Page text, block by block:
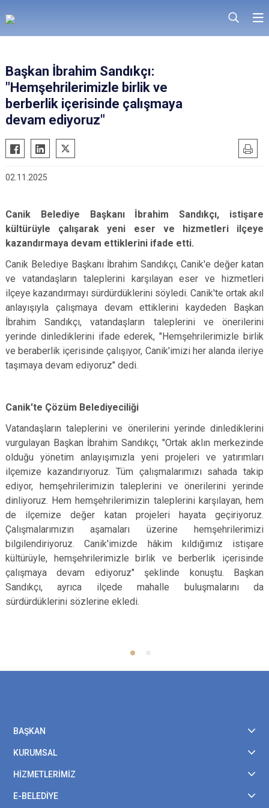
Başkan İbrahim Sandıkçı:
"Hemşehrilerimizle birlik ve
berberlik içerisinde çalışmaya
devam ediyoruz"
02.11.2025
Canik Belediye Başkanı İbrahim Sandıkçı, istişare
kültürüyle çalışarak yeni eser ve hizmetleri ilçeye
kazandırmaya devam ettiklerini ifade etti.
Canik Belediye Başkanı İbrahim Sandıkçı, Canik'e değer katan
ve vatandaşların taleplerini karşılayan eser ve hizmetleri
ilçeye kazandırmayı sürdürdüklerini söyledi. Canik'te ortak akıl
anlayışıyla çalışmaya devam ettiklerini kaydeden Başkan
İbrahim Sandıkçı, vatandaşların taleplerini ve önerilerini
yerinde dinlediklerini ifade ederek, "Hemşehrilerimizle birlik
ve beraberlik içerisinde çalışıyor, Canik'imizi her alanda ileriye
taşımaya devam ediyoruz" dedi.
Canik'te Çözüm Belediyeciliği
Vatandaşların taleplerini ve önerilerini yerinde dinlediklerini
vurgulayan Başkan İbrahim Sandıkçı, "Ortak aklın merkezinde
olduğu yönetim anlayışımızla yeni projeleri ve yatırımları
ilçemize kazandırıyoruz. Tüm çalışmalarımızı sahada takip
ediyor, hemşehrilerimizin taleplerini ve önerilerini yerinde
dinliyoruz. Hem hemşehrilerimizin taleplerini karşılayan, hem
de ilçemize değer katan projeleri hayata geçiriyoruz.
Çalışmalarımızın aşamaları üzerine hemşehrilerimizi
bilgilendiriyoruz. Canik'imizde hâkim kıldığımız istişare
kültürüyle, hemşehrilerimizle birlik ve berberlik içerisinde
çalışmaya devam ediyoruz" şeklinde konuştu. Başkan
Sandıkçı, ayrıca ilçede mahalle buluşmalarını da
sürdürdüklerini sözlerine ekledi.
BAŞKAN
KURUMSAL
HİZMETLERİMİZ
E-BELEDİYE